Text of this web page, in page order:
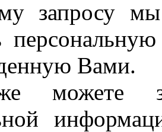
запросу мы
Вами.
можете